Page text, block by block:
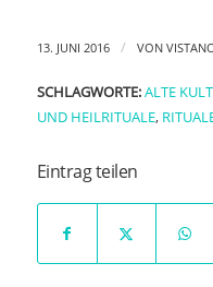
13. JUNI 2016 / VON
SCHLAGWORTE: ALTE
UND HEILRITUALE,
Eintrag teilen